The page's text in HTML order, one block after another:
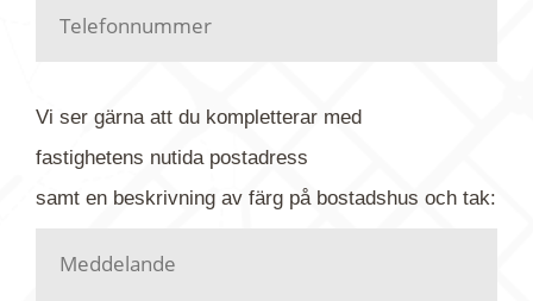
Har du kanske en urblekt flygbild ber vi dig titta på
kontaktar dig så fort vi kan, givetvis utan
Vi ser gärna att du kompletterar med
fastighetens nutidapostadress
samt en beskrivning av färg på bostadshus och tak: